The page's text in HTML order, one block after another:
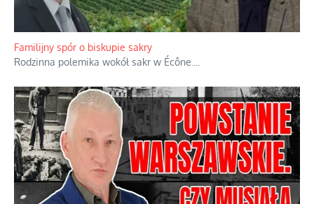
Ciemna strona podręcznikowych mitów historycznych
Historia jest doświadczeniem niepowtarzalnym i tłumaczenie,
że będziemy coś krytykować po to, żeby później znowu jakiegoś
powstania nie zrobili, jest...